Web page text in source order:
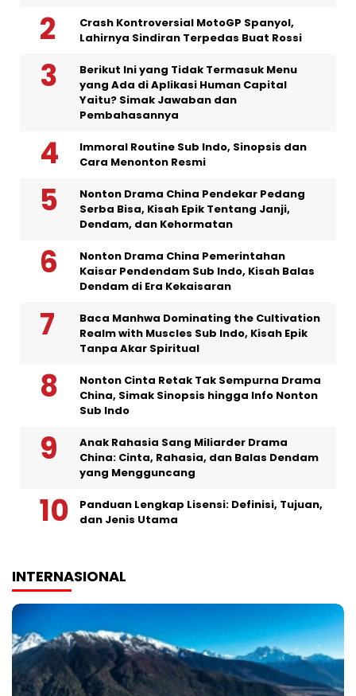
Crash Kontroversial MotoGP Spanyol,
Lahirnya Sindiran Terpedas Buat Rossi
Berikut Ini yang Tidak Termasuk Menu
yang Ada di Aplikasi Human Capital
Yaitu? Simak Jawaban dan
Pembahasannya
Immoral Routine Sub Indo, Sinopsis dan
Cara Menonton Resmi
Nonton Drama China Pendekar Pedang
Serba Bisa, Kisah Epik Tentang Janji,
Dendam, dan Kehormatan
Nonton Drama China Pemerintahan
Kaisar Pendendam Sub Indo, Kisah Balas
Dendam di Era Kekaisaran
Baca Manhwa Dominating the Cultivation
Realm with Muscles Sub Indo, Kisah Epik
Tanpa Akar Spiritual
Nonton Cinta Retak Tak Sempurna Drama
China, Simak Sinopsis hingga Info Nonton
Sub Indo
Anak Rahasia Sang Miliarder Drama
China: Cinta, Rahasia, dan Balas Dendam
yang Mengguncang
Panduan Lengkap Lisensi: Definisi, Tujuan,
dan Jenis Utama
INTERNASIONAL